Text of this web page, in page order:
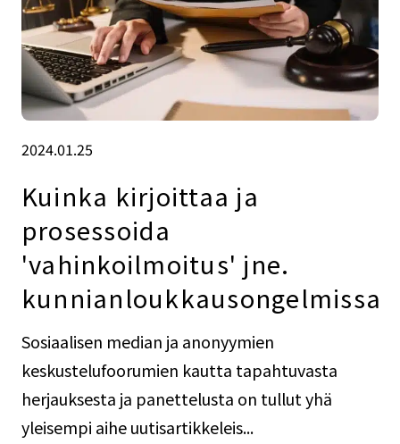
2024.01.25
Kuinka kirjoittaa ja
prosessoida
'vahinkoilmoitus' jne.
kunnianloukkausongelmissa
Sosiaalisen median ja anonyymien
keskustelufoorumien kautta tapahtuvasta
herjauksesta ja panettelusta on tullut yhä
yleisempi aihe uutisartikkeleis...